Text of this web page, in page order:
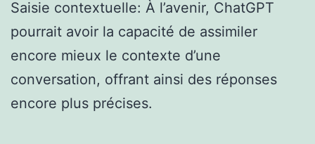
Saisie contextuelle: À l’avenir, ChatGPT
pourrait avoir la capacité de assimiler
encore mieux le contexte d’une
conversation, offrant ainsi des réponses
encore plus précises.